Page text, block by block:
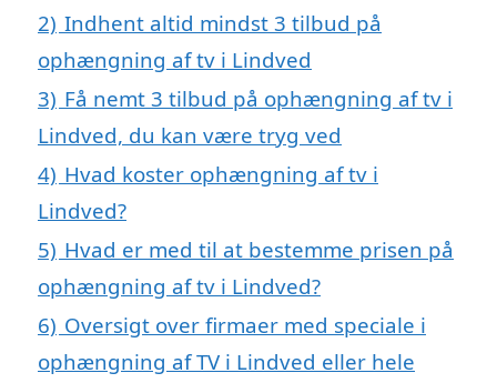
2) Indhent altid mindst 3 tilbud på
ophængning af tv i Lindved
3) Få nemt 3 tilbud på ophængning af tv i
Lindved, du kan være tryg ved
4) Hvad koster ophængning af tv i
Lindved?
5) Hvad er med til at bestemme prisen på
ophængning af tv i Lindved?
6) Oversigt over firmaer med speciale i
ophængning af TV i Lindved eller hele